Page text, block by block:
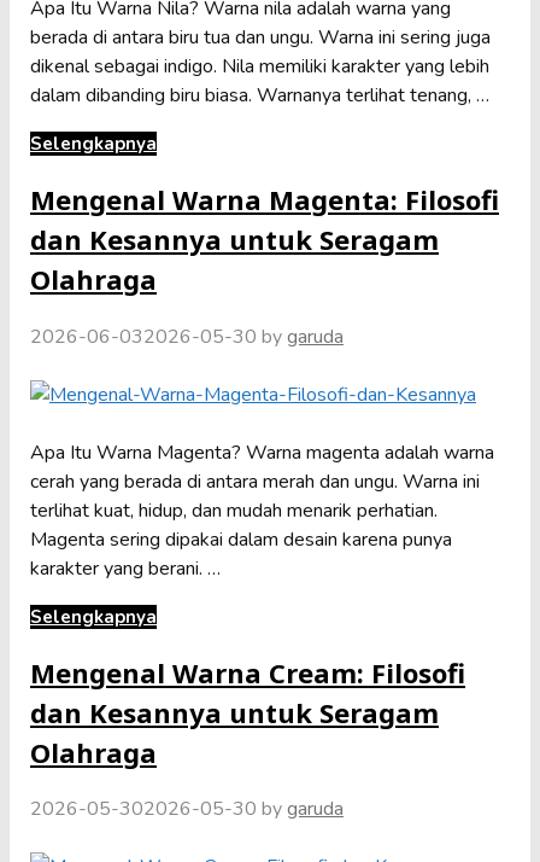
Apa Itu Warna Nila? Warna nila adalah warna yang
berada di antara biru tua dan ungu. Warna ini sering juga
dikenal sebagai indigo. Nila memiliki karakter yang lebih
dalam dibanding biru biasa. Warnanya terlihat tenang, …
Selengkapnya
Mengenal Warna Magenta: Filosofi
dan Kesannya untuk Seragam
Olahraga
2026-06-032026-05-30 bygaruda
Apa Itu Warna Magenta? Warna magenta adalah warna
cerah yang berada di antara merah dan ungu. Warna ini
terlihat kuat, hidup, dan mudah menarik perhatian.
Magenta sering dipakai dalam desain karena punya
karakter yang berani. …
Selengkapnya
Mengenal Warna Cream: Filosofi
dan Kesannya untuk Seragam
Olahraga
2026-05-302026-05-30 bygaruda